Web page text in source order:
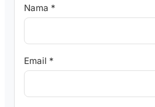
Nama *
Email *